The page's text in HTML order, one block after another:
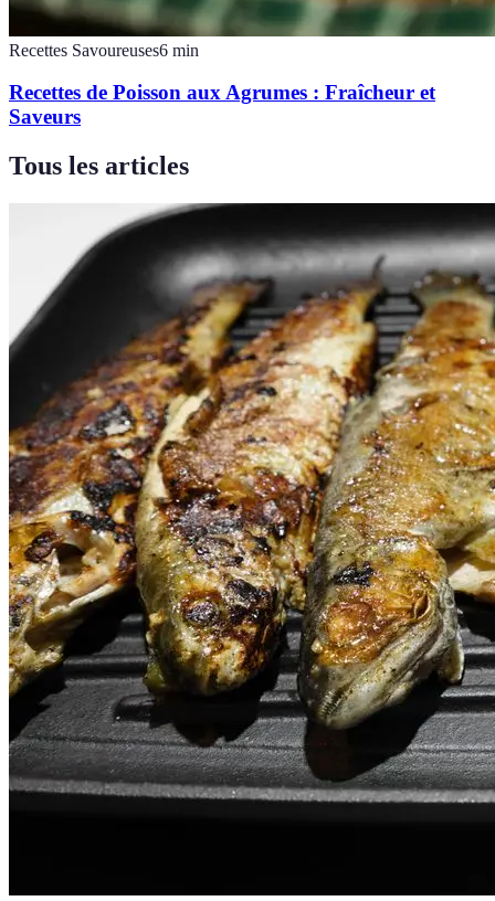
Recettes Savoureuses6 min
Recettes de Poisson aux Agrumes : Fraîcheur et
Saveurs
Tous les articles